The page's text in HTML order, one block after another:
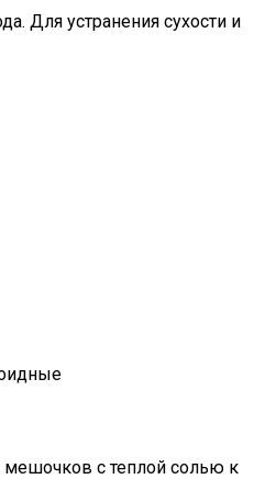
Для устранения сухости и
с теплой солью к